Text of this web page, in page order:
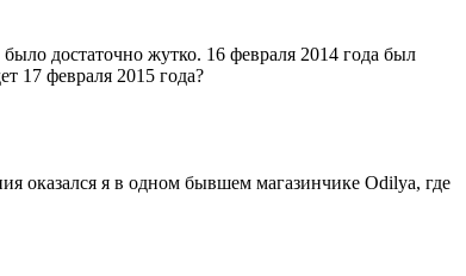
достаточно жутко. 16 февраля 2014 года был
17 февраля 2015 года?
оказался я в одном бывшем магазинчике Odilya, где